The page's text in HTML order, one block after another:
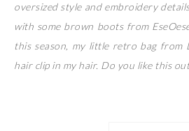
oversized style and embroidery
with some brown boots from
this season, my little retro bag from
hair clip in my hair. Do you like this